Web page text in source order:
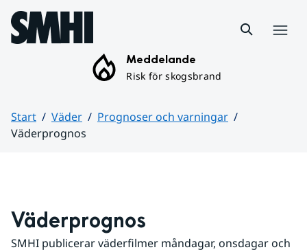
Hoppa till sidans innehåll
Meddelande
Risk för skogsbrand
Start Väder
Prognoser och varningar
Väderprognos
Väderprognos
SMHI publicerar väderfilmer måndagar, onsdagar och